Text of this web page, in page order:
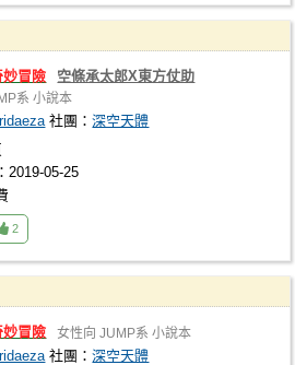
妙冒險 空條承太郎X東方仗助
系 小說本
社團：深空天體
2019-05-25
2
妙冒險 女性向 JUMP系 小說本
社團：深空天體